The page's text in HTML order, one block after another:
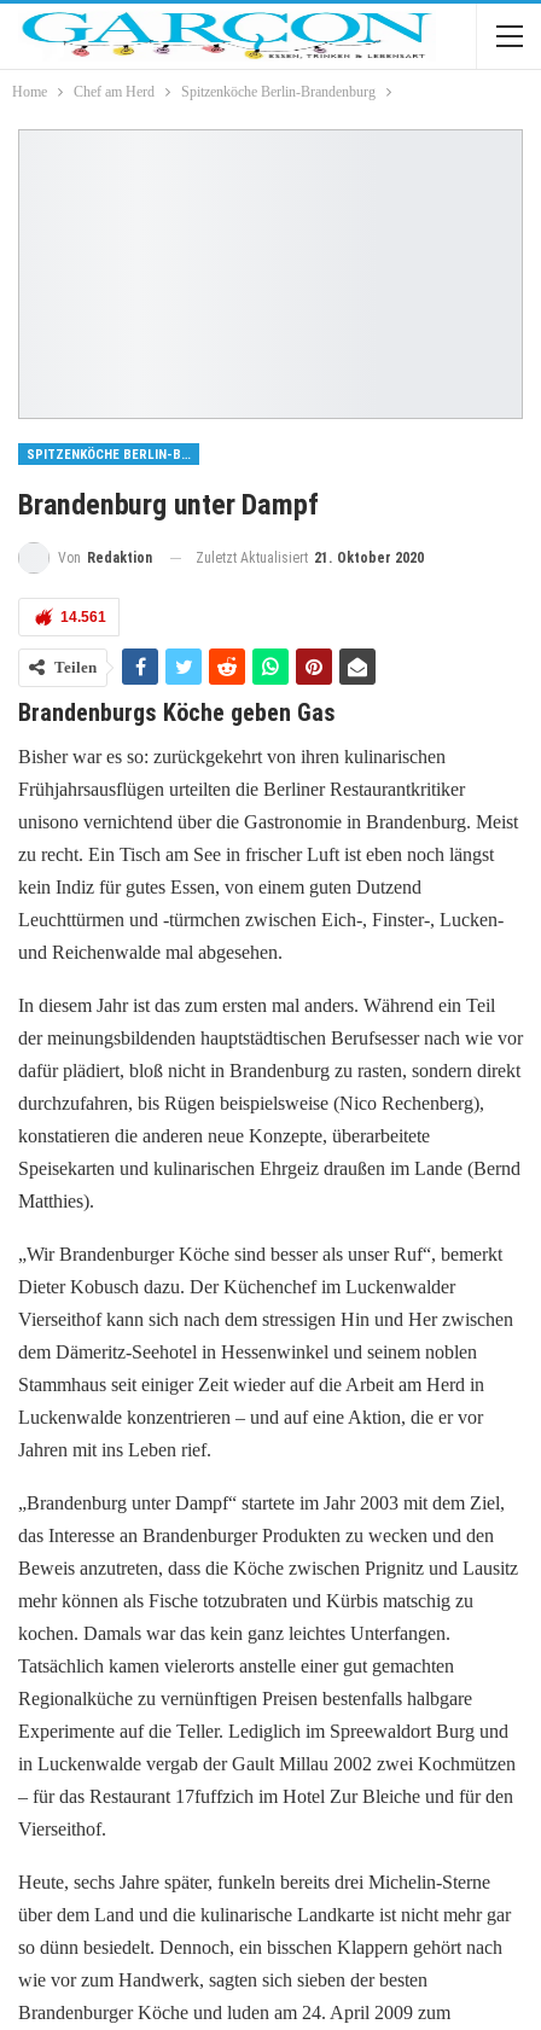
Home Chef am Herd Spitzenköche Berlin-Brandenburg
SPITZENKÖCHE BERLIN-BRANDENBURG
Brandenburg unter Dampf
Von Redaktion Zuletzt Aktualisiert 21. Oktober 2020
14.561
Teilen
Brandenburgs Köche geben Gas
Bisher war es so: zurückgekehrt von ihren kulinarischen
Frühjahrsausflügen urteilten die Berliner Restaurantkritiker
unisono vernichtend über die Gastronomie in Brandenburg. Meist
zu recht. Ein Tisch am See in frischer Luft ist eben noch längst
kein Indiz für gutes Essen, von einem guten Dutzend
Leuchttürmen und -türmchen zwischen Eich-, Finster-, Lucken-
und Reichenwalde mal abgesehen.
In diesem Jahr ist das zum ersten mal anders. Während ein Teil
der meinungsbildenden hauptstädtischen Berufsesser nach wie vor
dafür plädiert, bloß nicht in Brandenburg zu rasten, sondern direkt
durchzufahren, bis Rügen beispielsweise (Nico Rechenberg),
konstatieren die anderen neue Konzepte, überarbeitete
Speisekarten und kulinarischen Ehrgeiz draußen im Lande (Bernd
Matthies).
„Wir Brandenburger Köche sind besser als unser Ruf“, bemerkt
Dieter Kobusch dazu. Der Küchenchef im Luckenwalder
Vierseithof kann sich nach dem stressigen Hin und Her zwischen
dem Dämeritz-Seehotel in Hessenwinkel und seinem noblen
Stammhaus seit einiger Zeit wieder auf die Arbeit am Herd in
Luckenwalde konzentrieren – und auf eine Aktion, die er vor
Jahren mit ins Leben rief.
„Brandenburg unter Dampf“ startete im Jahr 2003 mit dem Ziel,
das Interesse an Brandenburger Produkten zu wecken und den
Beweis anzutreten, dass die Köche zwischen Prignitz und Lausitz
mehr können als Fische totzubraten und Kürbis matschig zu
kochen. Damals war das kein ganz leichtes Unterfangen.
Tatsächlich kamen vielerorts anstelle einer gut gemachten
Regionalküche zu vernünftigen Preisen bestenfalls halbgare
Experimente auf die Teller. Lediglich im Spreewaldort Burg und
in Luckenwalde vergab der Gault Millau 2002 zwei Kochmützen
– für das Restaurant 17fuffzich im Hotel Zur Bleiche und für den
Vierseithof.
Heute, sechs Jahre später, funkeln bereits drei Michelin-Sterne
über dem Land und die kulinarische Landkarte ist nicht mehr gar
so dünn besiedelt. Dennoch, ein bisschen Klappern gehört nach
wie vor zum Handwerk, sagten sich sieben der besten
Brandenburger Köche und luden am 24. April 2009 zum